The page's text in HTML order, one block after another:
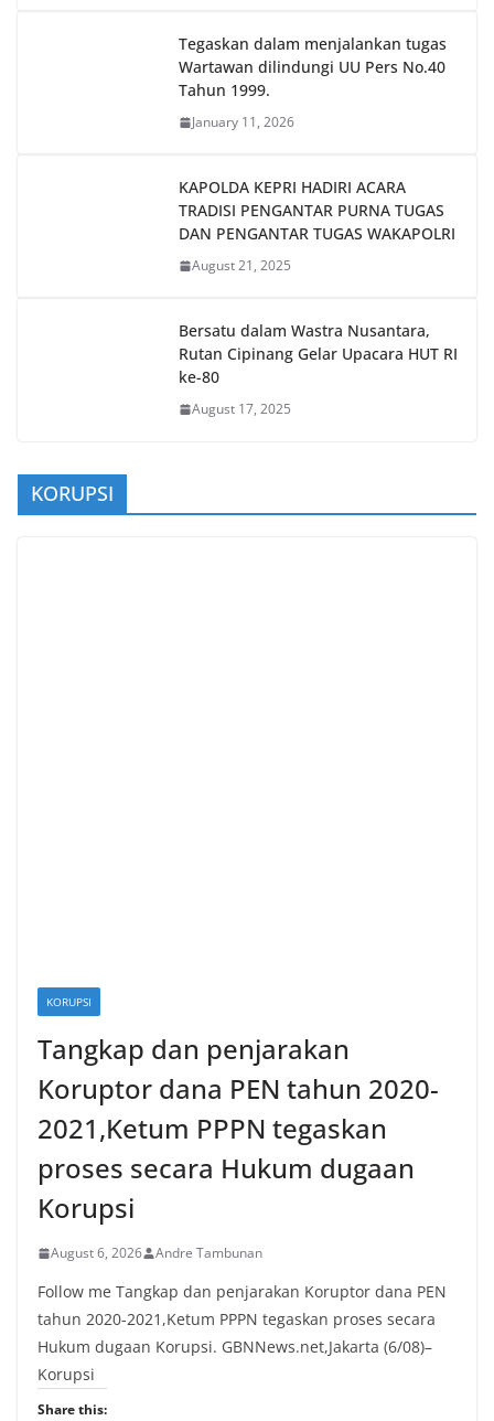
Tegaskan dalam menjalankan tugas
Wartawan dilindungi UU Pers No.40
Tahun 1999.
January 11, 2026
KAPOLDA KEPRI HADIRI ACARA
TRADISI PENGANTAR PURNA TUGAS
DAN PENGANTAR TUGAS WAKAPOLRI
August 21, 2025
Bersatu dalam Wastra Nusantara,
Rutan Cipinang Gelar Upacara HUT RI
ke-80
August 17, 2025
KORUPSI
KORUPSI
Tangkap dan penjarakan
Koruptor dana PEN tahun 2020-
2021,Ketum PPPN tegaskan
proses secara Hukum dugaan
Korupsi
August 6, 2026 Andre Tambunan
Follow me Tangkap dan penjarakan Koruptor dana PEN
tahun 2020-2021,Ketum PPPN tegaskan proses secara
Hukum dugaan Korupsi. GBNNews.net,Jakarta (6/08)–
Korupsi
Share this: